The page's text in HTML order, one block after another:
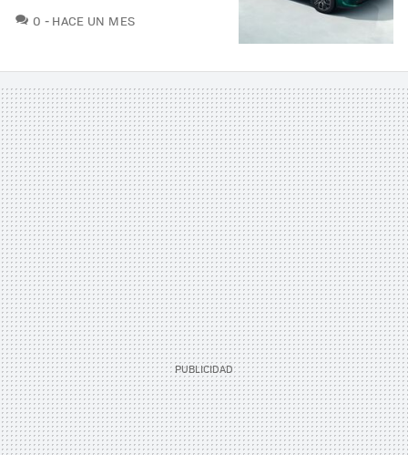
0 COMENTARIOS
HACE UN MES